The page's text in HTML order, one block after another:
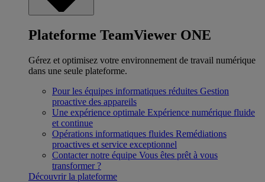
Plateforme TeamViewer ONE
Gérez et optimisez votre environnement de travail numérique
dans une seule plateforme.
Pour les équipes informatiques réduites Gestion
proactive des appareils
Une expérience optimale Expérience numérique fluide
et continue
Opérations informatiques fluides Remédiations
proactives et service exceptionnel
Contacter notre équipe Vous êtes prêt à vous
transformer ?
Découvrir la plateforme